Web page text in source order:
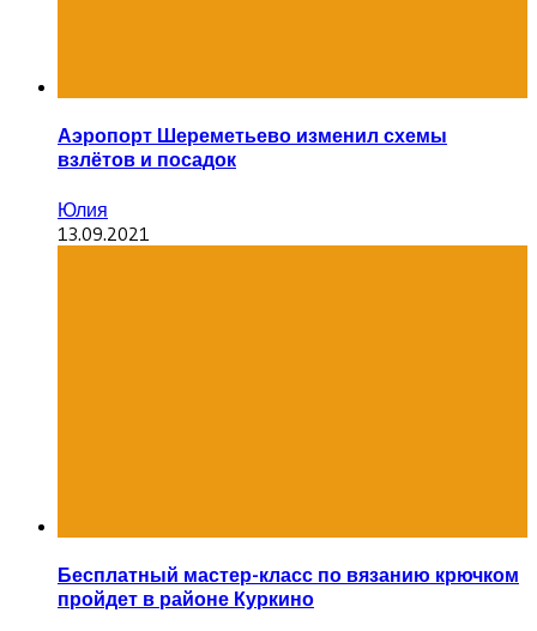
Аэропорт Шереметьево изменил схемы
взлётов и посадок
Юлия
13.09.2021
Бесплатный мастер-класс по вязанию крючком
пройдет в районе Куркино